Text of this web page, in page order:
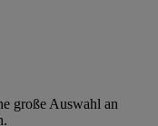
große Auswahl an